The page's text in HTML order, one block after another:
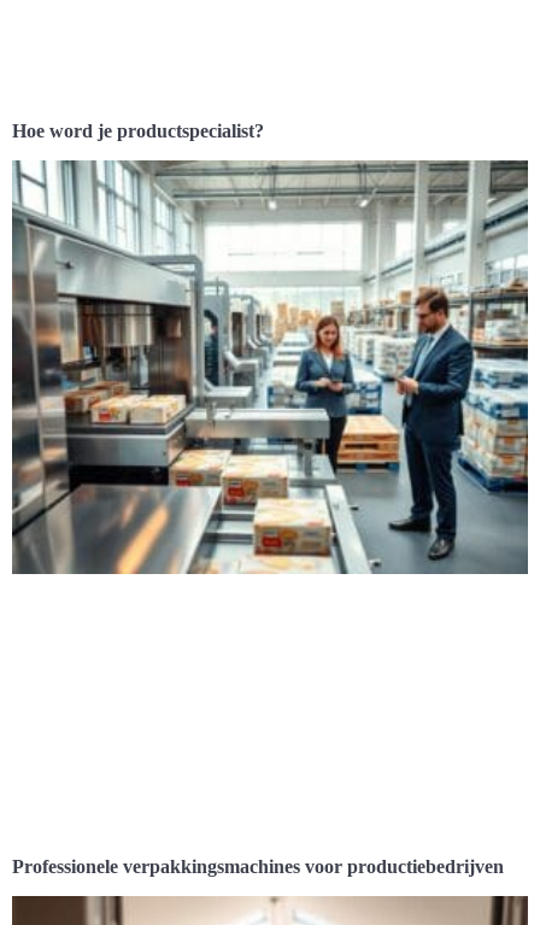
Hoe word je productspecialist?
Professionele verpakkingsmachines voor productiebedrijven